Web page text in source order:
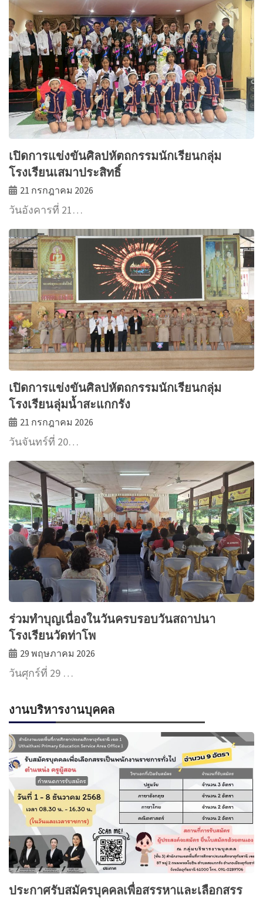
เปิดการแข่งขันศิลปหัตถกรรมนักเรียนกลุ่ม
โรงเรียนเสมาประสิทธิ์
21 กรกฎาคม 2026
วันอังคารที่ 21…
เปิดการแข่งขันศิลปหัตถกรรมนักเรียนกลุ่ม
โรงเรียนลุ่มน้ำสะแกกรัง
21 กรกฎาคม 2026
วันจันทร์ที่ 20…
ร่วมทำบุญเนื่องในวันครบรอบวันสถาปนา
โรงเรียนวัดท่าโพ
29 พฤษภาคม 2026
วันศุกร์ที่ 29 …
งานบริหารงานบุคคล
ประกาศรับสมัครบุคคลเพื่อสรรหาและเลือกสรร